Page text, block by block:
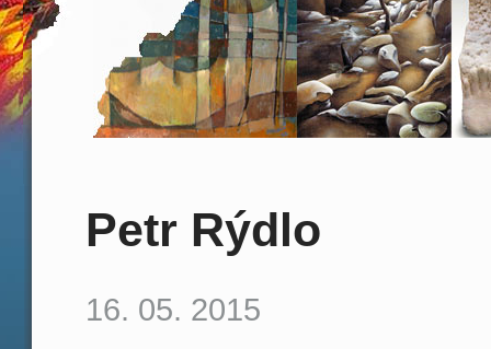
Petr Rýdlo
16. 05. 2015